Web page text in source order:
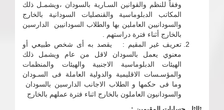
وفقاً للنظم والقوانين السـارية بالسودان ،ويشمـل ذلك
المكاتب الدبلوماسية والقنصليات السودانية بالخارج
والسودانيين العاملين بها والطلاب السودانيين الدارسين
بالخارج أثناء فترة دراستهم .
تعريف غير المقيم : يقصد به أى شخص طبيعي أو
معنوي يعمل بالسودان لاقل من عام ويشمل ذلك
الهيئات الدبلوماسية الاجنبية والهيئات والمنظمات
والمؤسـسات الاقليمية والدولية العاملة فى السـودان
وما فى حكمها و الطلاب الاجانب الدارسين بالسودان
والسودانيون العاملون بالخارج اثناء فترة عملهم بالخارج